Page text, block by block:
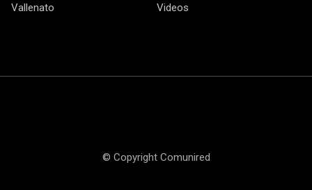
Vallenato
Videos
© Copyright Comunired